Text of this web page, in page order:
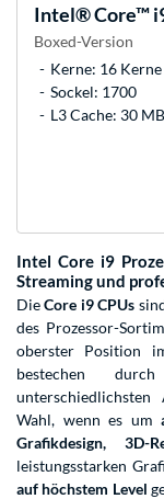
Intel®Core™
Boxed-Version
Kerne: 16 Kerne
Sockel: 1700
L3 Cache: 30 MB
Intel Core i9
Streaming und
DieCore i9 CPUs
des Prozessor-
oberster Position
bestechen
Wahl, wenn es um
Grafikdesign, 3D-
leistungsstarken
auf höchstem Level